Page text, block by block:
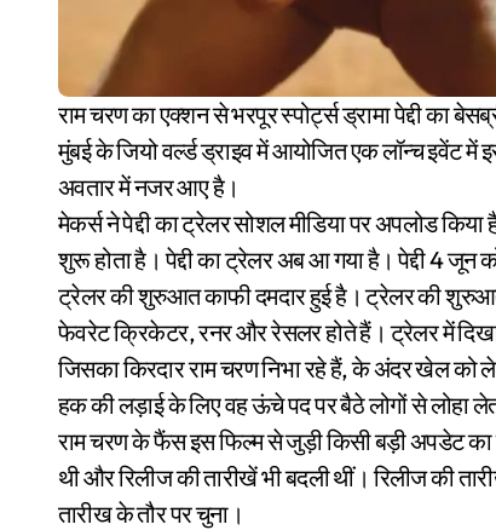
राम चरण का एक्शन से भरपूर स्पोर्ट्स ड्रामा पेद्दी का बेसब्री से इंतजार किया जा रहा ट्रेलर रिलीज़ हो गया है। पेद्दी के मेकर्स ने अब
मुंबई के जियो वर्ल्ड ड्राइव में आयोजित एक लॉन्च इवेंट में
अवतार में नजर आए है।
मेकर्स ने पेद्दी का ट्रेलर सोशल मीडिया पर अपलोड
शुरू होता है। पेद्दी का ट्रेलर अब आ गया है। पेद्दी 4 जून
ट्रेलर की शुरुआत काफी दमदार हुई है। ट्रेलर की
फेवरेट क्रिकेटर, रनर और रेसलर होते हैं। ट्रेलर में
जिसका किरदार राम चरण निभा रहे हैं, के अंदर खेल
हक की लड़ाई के लिए वह ऊंचे पद पर बैठे लोगों से लोहा
राम चरण के फैंस इस फिल्म से जुड़ी किसी बड़ी अपडेट का
थी और रिलीज की तारीखें भी बदली थीं। रिलीज की
तारीख के तौर पर चुना।